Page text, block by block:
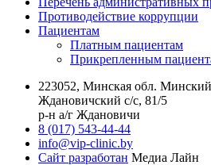
Противодействие коррупции
Пациентам
Платным пациентам
Прикрепленным
223052, Минская обл.
Ждановичский с/с, 81/5
р-н а/г Ждановичи
8 (017) 543-44-44
info@vip-clinic.by
Сайт разработан Медиа Лайн